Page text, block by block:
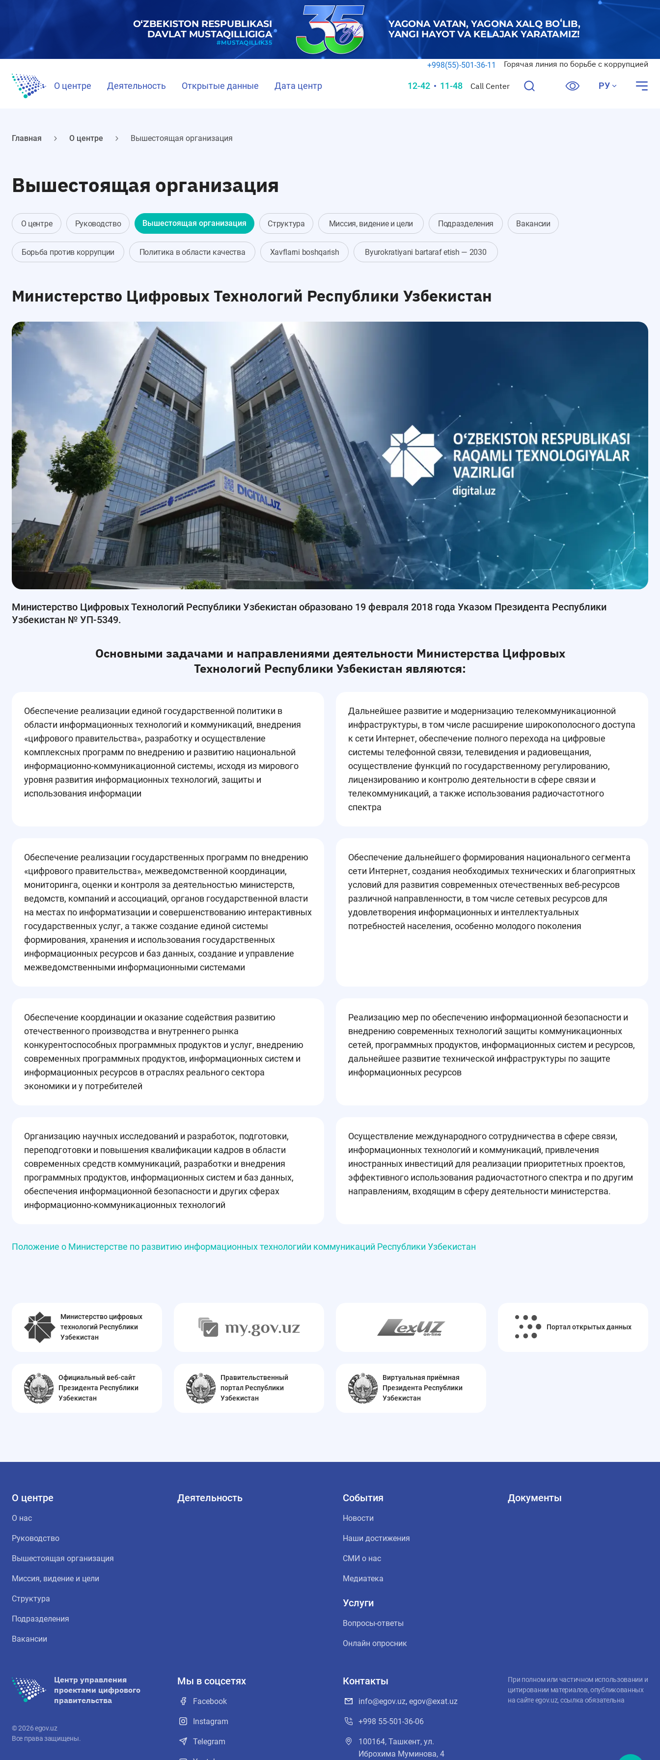
+998(55)-501-36-11 Горячая линия по борьбе с коррупцией
О центре Деятельность Открытые данные Дата центр 12-42 11-48 Call Center РУ
Главная О центре Вышестоящая организация
Вышестоящая организация
О центре Руководство Вышестоящая организация Структура Миссия, видение и цели Подразделения Вакансии
Борьба против коррупции Политика в области качества Xavflarni boshqarish Byurokratiyani bartaraf etish — 2030
Министерство Цифровых Технологий Республики Узбекистан
Министерство Цифровых Технологий Республики Узбекистан образовано 19 февраля 2018 года Указом Президента Республики
Узбекистан № УП-5349.
Основными задачами и направлениями деятельности Министерства Цифровых
Технологий Республики Узбекистан являются:
Обеспечение реализации единой государственной политики в
области информационных технологий и коммуникаций, внедрения
«цифрового правительства», разработку и осуществление
комплексных программ по внедрению и развитию национальной
информационно-коммуникационной системы, исходя из мирового
уровня развития информационных технологий, защиты и
использования информации
Дальнейшее развитие и модернизацию телекоммуникационной
инфраструктуры, в том числе расширение широкополосного доступа
к сети Интернет, обеспечение полного перехода на цифровые
системы телефонной связи, телевидения и радиовещания,
осуществление функций по государственному регулированию,
лицензированию и контролю деятельности в сфере связи и
телекоммуникаций, а также использования радиочастотного
спектра
Обеспечение реализации государственных программ по внедрению
«цифрового правительства», межведомственной координации,
мониторинга, оценки и контроля за деятельностью министерств,
ведомств, компаний и ассоциаций, органов государственной власти
на местах по информатизации и совершенствованию интерактивных
государственных услуг, а также создание единой системы
формирования, хранения и использования государственных
информационных ресурсов и баз данных, создание и управление
межведомственными информационными системами
Обеспечение дальнейшего формирования национального сегмента
сети Интернет, создания необходимых технических и благоприятных
условий для развития современных отечественных веб-ресурсов
различной направленности, в том числе сетевых ресурсов для
удовлетворения информационных и интеллектуальных
потребностей населения, особенно молодого поколения
Обеспечение координации и оказание содействия развитию
отечественного производства и внутреннего рынка
конкурентоспособных программных продуктов и услуг, внедрению
современных программных продуктов, информационных систем и
информационных ресурсов в отраслях реального сектора
экономики и у потребителей
Реализацию мер по обеспечению информационной безопасности и
внедрению современных технологий защиты коммуникационных
сетей, программных продуктов, информационных систем и ресурсов,
дальнейшее развитие технической инфраструктуры по защите
информационных ресурсов
Организацию научных исследований и разработок, подготовки,
переподготовки и повышения квалификации кадров в области
современных средств коммуникаций, разработки и внедрения
программных продуктов, информационных систем и баз данных,
обеспечения информационной безопасности и других сферах
информационно-коммуникационных технологий
Осуществление международного сотрудничества в сфере связи,
информационных технологий и коммуникаций, привлечения
иностранных инвестиций для реализации приоритетных проектов,
эффективного использования радиочастотного спектра и по другим
направлениям, входящим в сферу деятельности министерства.
Положение о Министерстве по развитию информационных технологийи коммуникаций Республики Узбекистан
Министерство цифровых
технологий Республики
Узбекистан
Портал открытых данных
Официальный веб-сайт
Президента Республики
Узбекистан
Правительственный
портал Республики
Узбекистан
Виртуальная приёмная
Президента Республики
Узбекистан
О центре
О нас
Руководство
Вышестоящая организация
Миссия, видение и цели
Структура
Подразделения
Вакансии
Деятельность События
Новости
Наши достижения
СМИ о нас
Медиатека
Услуги
Вопросы-ответы
Онлайн опросник
Документы
Центр управления
проектами цифрового
правительства
©2026egov.uz
Все права защищены.
Мы в соцсетях
Facebook
Instagram
Telegram
Контакты
info@egov.uz, egov@exat.uz
+998 55-501-36-06
100164, Ташкент, ул.
Иброхима Муминова, 4
При полном или частичном использовании и
цитировании материалов, опубликованных
на сайте egov.uz, ссылка обязательна